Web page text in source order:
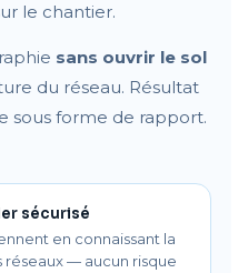
le chantier.
sans ouvrir le sol
du réseau. Résultat
sous forme de rapport.
sécurisé
en connaissant la
— aucun risque